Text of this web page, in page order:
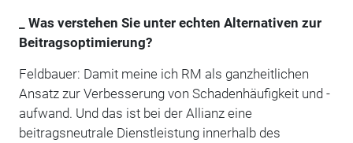
_ Was verstehen Sie unter echten Alternativen zur
Beitragsoptimierung?
Feldbauer: Damit meine ich RM als ganzheitlichen
Ansatz zur Verbesserung von Schadenhäufigkeit und -
aufwand. Und das ist bei der Allianz eine
beitragsneutrale Dienstleistung innerhalb des